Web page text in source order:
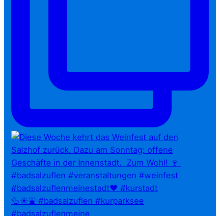
🦆☀️⛲ #badsalzuflen #kurparksee
#badsalzuflenmeine